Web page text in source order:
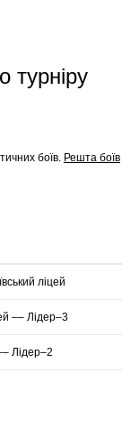
турніру
боїв. Решта боїв
ліцей
–– Лідер–3
Лідер–2